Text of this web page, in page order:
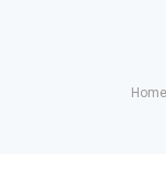
Home